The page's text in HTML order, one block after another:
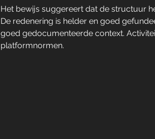
Het bewijs suggereert dat de structuur
De redenering is helder en goed
goed gedocumenteerde context.
platformnormen.